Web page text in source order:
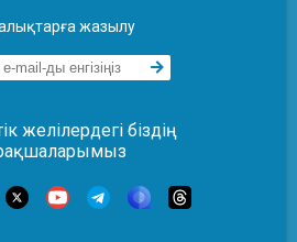
жазылу
желілердегі біздің